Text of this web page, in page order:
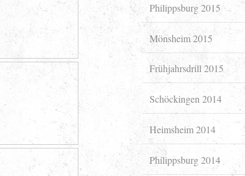
Philippsburg 2015
Mönsheim 2015
Frühjahrsdrill 2015
Schöckingen 2014
Heimsheim 2014
Philippsburg 2014